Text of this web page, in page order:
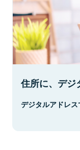
住所に、デジ
デジタルアドレス